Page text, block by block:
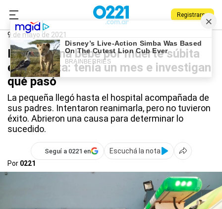
Registrarse
0221.com.ar
9 de mayo de 2021
Falleció una bebé por muerte súbita
en La Plata: tenía un mes e investigan
qué pasó
La pequeña llegó hasta el hospital acompañada de
sus padres. Intentaron reanimarla, pero no tuvieron
éxito. Abrieron una causa para determinar lo
sucedido.
Seguí a 0221 en
Escuchá la nota
Por 0221